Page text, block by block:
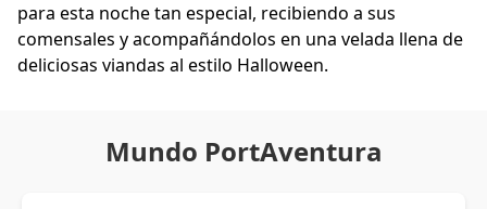
para esta noche tan especial, recibiendo a sus
comensales y acompañándolos en una velada llena de
deliciosas viandas al estilo Halloween.
Mundo PortAventura